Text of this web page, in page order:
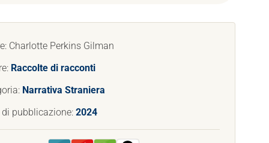
Charlotte Perkins Gilman
Raccolte di racconti
Narrativa Straniera
pubblicazione: 2024